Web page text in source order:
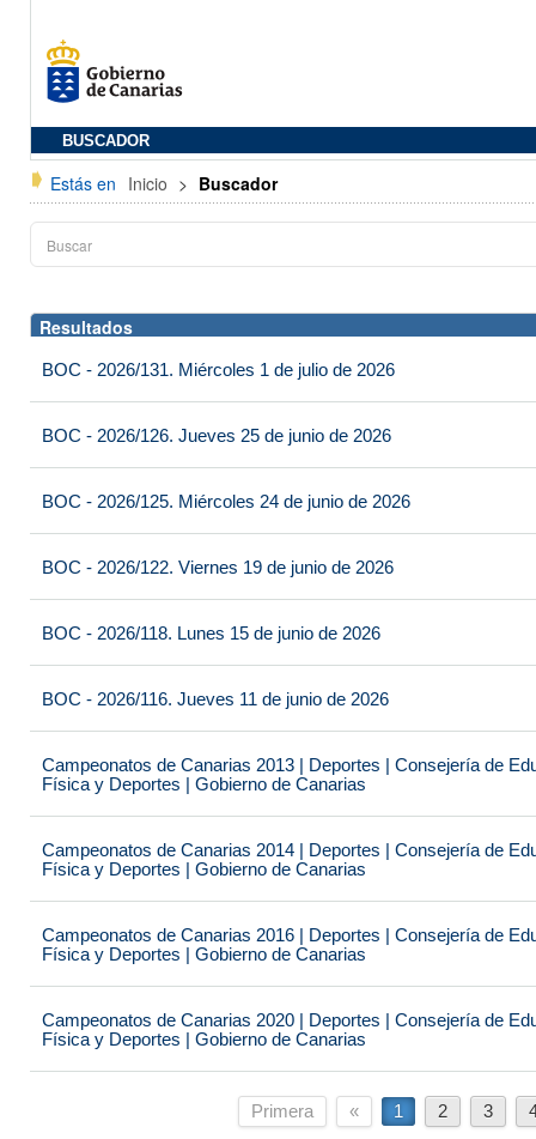
BUSCADOR
Estás en Inicio > Buscador
Resultados
BOC - 2026/131. Miércoles 1 de julio de 2026
BOC - 2026/126. Jueves 25 de junio de 2026
BOC - 2026/125. Miércoles 24 de junio de 2026
BOC - 2026/122. Viernes 19 de junio de 2026
BOC - 2026/118. Lunes 15 de junio de 2026
BOC - 2026/116. Jueves 11 de junio de 2026
Campeonatos de Canarias 2013 | Deportes | Consejería de
Física y Deportes | Gobierno de Canarias
Campeonatos de Canarias 2014 | Deportes | Consejería de
Física y Deportes | Gobierno de Canarias
Campeonatos de Canarias 2016 | Deportes | Consejería de
Física y Deportes | Gobierno de Canarias
Campeonatos de Canarias 2020 | Deportes | Consejería de
Física y Deportes | Gobierno de Canarias
Primera « 1 2 3